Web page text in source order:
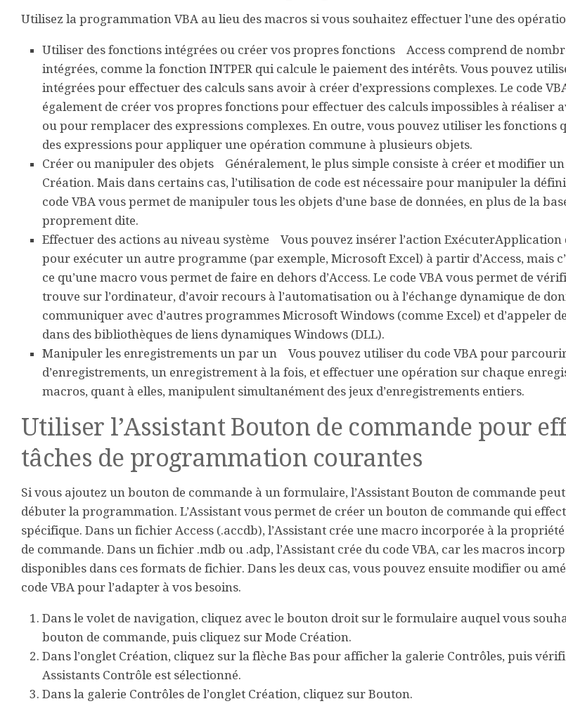
Utilisez la programmation VBA au lieu des macros si vous souhaitez effectuer l’une des
Utiliser des fonctions intégrées ou créer vos propres fonctions Access comprend de
intégrées, comme la fonction INTPER qui calcule le paiement des intérêts. Vous pouvez
intégrées pour effectuer des calculs sans avoir à créer d’expressions complexes. Le code
également de créer vos propres fonctions pour effectuer des calculs impossibles à réaliser
ou pour remplacer des expressions complexes. En outre, vous pouvez utiliser les fonctions
des expressions pour appliquer une opération commune à plusieurs objets.
Créer ou manipuler des objets Généralement, le plus simple consiste à créer et modifier
Création. Mais dans certains cas, l’utilisation de code est nécessaire pour manipuler la
code VBA vous permet de manipuler tous les objets d’une base de données, en plus de la
proprement dite.
Effectuer des actions au niveau système Vous pouvez insérer l’action ExécuterApplication
pour exécuter un autre programme (par exemple, Microsoft Excel) à partir d’Access, mais
ce qu’une macro vous permet de faire en dehors d’Access. Le code VBA vous permet de
trouve sur l’ordinateur, d’avoir recours à l’automatisation ou à l’échange dynamique de
communiquer avec d’autres programmes Microsoft Windows (comme Excel) et d’appeler
dans des bibliothèques de liens dynamiques Windows (DLL).
Manipuler les enregistrements un par un Vous pouvez utiliser du code VBA pour
d’enregistrements, un enregistrement à la fois, et effectuer une opération sur chaque
macros, quant à elles, manipulent simultanément des jeux d’enregistrements entiers.
Utiliser l’Assistant Bouton de commande pour
tâches de programmation courantes
Si vous ajoutez un bouton de commande à un formulaire, l’Assistant Bouton de commande
débuter la programmation. L’Assistant vous permet de créer un bouton de commande qui
spécifique. Dans un fichier Access (.accdb), l’Assistant crée une macro incorporée à la propriété
de commande. Dans un fichier .mdb ou .adp, l’Assistant crée du code VBA, car les macros
disponibles dans ces formats de fichier. Dans les deux cas, vous pouvez ensuite modifier ou
code VBA pour l’adapter à vos besoins.
Dans le volet de navigation, cliquez avec le bouton droit sur le formulaire auquel vous
bouton de commande, puis cliquez sur Mode Création.
Dans l’onglet Création, cliquez sur la flèche Bas pour afficher la galerie Contrôles, puis
Assistants Contrôle est sélectionné.
Dans la galerie Contrôles de l’onglet Création, cliquez sur Bouton.